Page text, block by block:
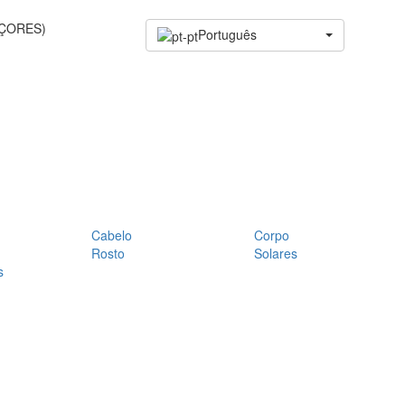
Português
Cabelo
Corpo
Rosto
Solares